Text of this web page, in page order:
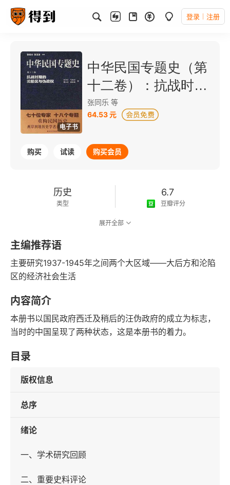
登录 注册
电子书
中华民国专题史（第
十二卷）：抗战时期
的沦陷区与伪政权
张同乐 等
64.53 元
购买 试读 购买会员
历史
类型
6.7
豆瓣评分
2015-03-01
展开全部
主编推荐语
主要研究1937-1945年之间两个大区域——大后方和沦陷
区的经济社会生活
内容简介
本册书以国民政府西迁及稍后的汪伪政府的成立为标志，
当时的中国呈现了两种状态，这是本册书的着力。
目录
版权信息
总序
绪论
一、学术研究回顾
二、重要史料评论